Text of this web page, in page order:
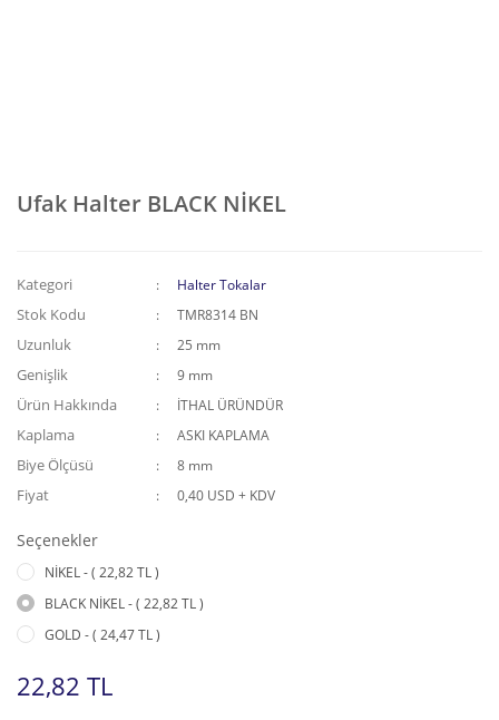
Ufak Halter BLACK NİKEL
Kategori Halter Tokalar
Stok Kodu TMR8314 BN
Uzunluk 25 mm
Genişlik 9 mm
Ürün Hakkında İTHAL ÜRÜNDÜR
Kaplama ASKI KAPLAMA
Biye Ölçüsü 8 mm
Fiyat 0,40 USD + KDV
Seçenekler
NİKEL - ( 22,82 TL )
BLACK NİKEL - ( 22,82 TL )
GOLD - ( 24,47 TL )
22,82 TL